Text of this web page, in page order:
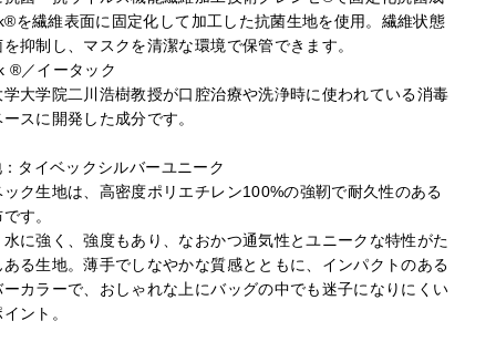
を繊維表面に固定化して加工した抗菌生地を使用。繊維状態
抑制し、マスクを清潔な環境で保管できます。
®／イータック
学大学院二川浩樹教授が口腔治療や洗浄時に使われている消毒
スに開発した成分です。
：タイベックシルバーユニーク
ック生地は、高密度ポリエチレン100%の強靭で耐久性のある
す。
水に強く、強度もあり、なおかつ通気性とユニークな特性がた
ある生地。薄手でしなやかな質感とともに、インパクトのある
ーカラーで、おしゃれな上にバッグの中でも迷子になりにくい
ント。